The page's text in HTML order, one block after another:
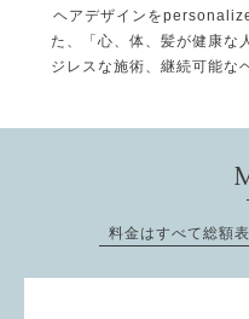
ヘアデザインを
た、「心、体、髪が健康な
ジレスな施術、継続可能な
料金はすべて総額